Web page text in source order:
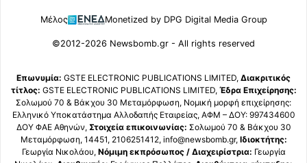
Μέλος Monetized by DPG Digital Media Group
©2012-2026 Newsbomb.gr - All rights reserved
Επωνυμία: GSTE ELECTRONIC PUBLICATIONS LIMITED, Διακριτικός
τίτλος: GSTE ELECTRONIC PUBLICATIONS LIMITED, Έδρα Επιχείρησης:
Σολωμού 70 & Βάκχου 30 Μεταμόρφωση, Νομική μορφή επιχείρησης:
Ελληνικό Υποκατάστημα Αλλοδαπής Εταιρείας, ΑΦΜ – ΔΟΥ: 997434600
ΔΟΥ ΦΑΕ Αθηνών, Στοιχεία επικοινωνίας: Σολωμού 70 & Βάκχου 30
Μεταμόρφωση, 14451, 2106251412, info@newsbomb.gr, Ιδιοκτήτης:
Γεωργία Νικολάου, Νόμιμη εκπρόσωπος / Διαχειρίστρια: Γεωργία